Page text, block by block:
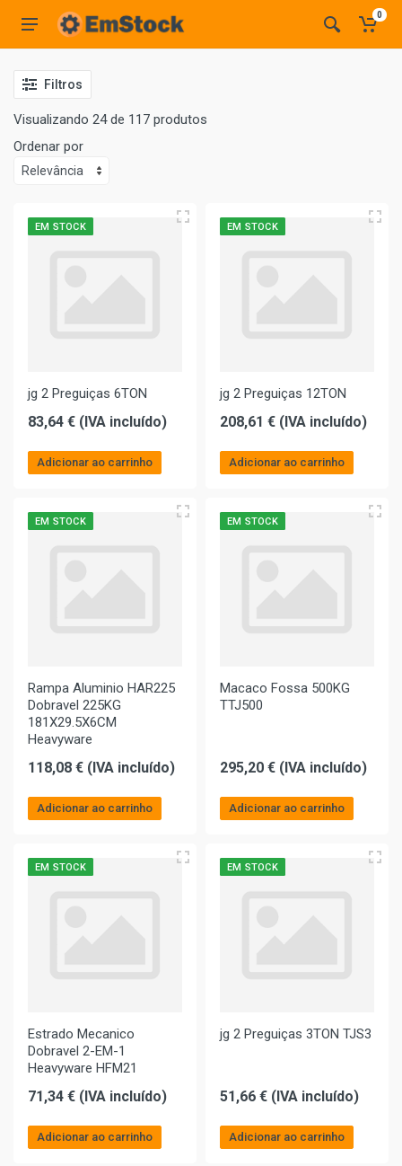
0
Filtros
Visualizando 24 de 117 produtos
Ordenar por
EM STOCK
jg 2 Preguiças 6TON
83,64 € (IVA incluído)
Adicionar ao carrinho
EM STOCK
jg 2 Preguiças 12TON
208,61 € (IVA incluído)
Adicionar ao carrinho
EM STOCK
Rampa Aluminio HAR225
Dobravel 225KG
181X29.5X6CM
Heavyware
118,08 € (IVA incluído)
Adicionar ao carrinho
EM STOCK
Macaco Fossa 500KG
TTJ500
295,20 € (IVA incluído)
Adicionar ao carrinho
EM STOCK
Estrado Mecanico
Dobravel 2-EM-1
Heavyware HFM21
71,34 € (IVA incluído)
Adicionar ao carrinho
EM STOCK
jg 2 Preguiças 3TON TJS3
51,66 € (IVA incluído)
Adicionar ao carrinho